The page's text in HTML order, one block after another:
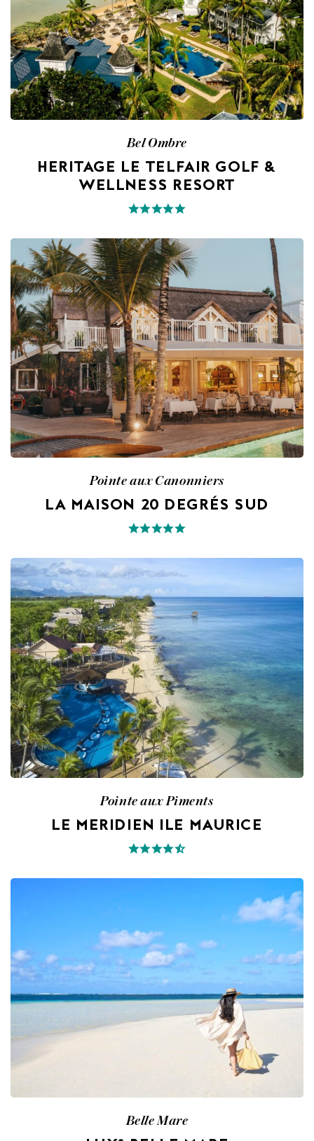
Bel Ombre
HERITAGE LE TELFAIR GOLF &
WELLNESS RESORT
Pointe aux Canonniers
LA MAISON 20 DEGRÉS SUD
Pointe aux Piments
LE MERIDIEN ILE MAURICE
Belle Mare